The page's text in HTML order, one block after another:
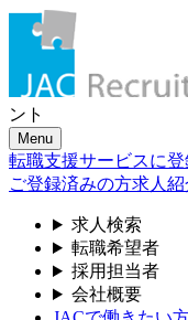
ント
Menu
転職支援サービスに登
ご登録済みの方求人
求人検索
転職希望者
採用担当者
会社概要